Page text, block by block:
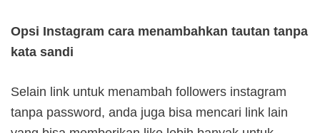
Opsi Instagram cara menambahkan tautan tanpa
kata sandi
Selain link untuk menambah followers instagram
tanpa password, anda juga bisa mencari link lain